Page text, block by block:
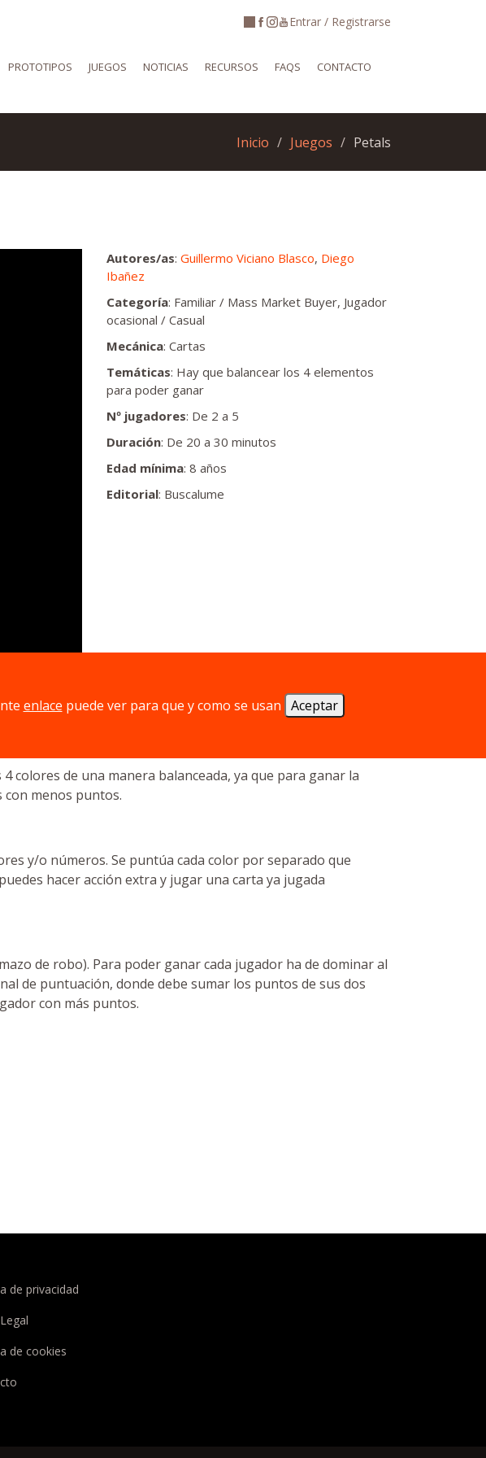
Entrar / Registrarse
PROTOTIPOS JUEGOS NOTICIAS RECURSOS FAQS CONTACTO
Inicio Juegos Petals
Autores/as: Guillermo Viciano Blasco, Diego
Ibañez
Categoría: Familiar / Mass Market Buyer, Jugador
ocasional / Casual
Mecánica: Cartas
Temáticas: Hay que balancear los 4 elementos
para poder ganar
Nº jugadores: De 2 a 5
Duración: De 20 a 30 minutos
Edad mínima: 8 años
Editorial: Buscalume
colores de una manera balanceada, ya que para ganar la
menos puntos.
y/o números. Se puntúa cada color por separado que
hacer acción extra y jugar una carta ya jugada
de robo). Para poder ganar cada jugador ha de dominar al
de puntuación, donde debe sumar los puntos de sus dos
con más puntos.
de privacidad
de cookies
enlace puede ver para que y como se usan Aceptar